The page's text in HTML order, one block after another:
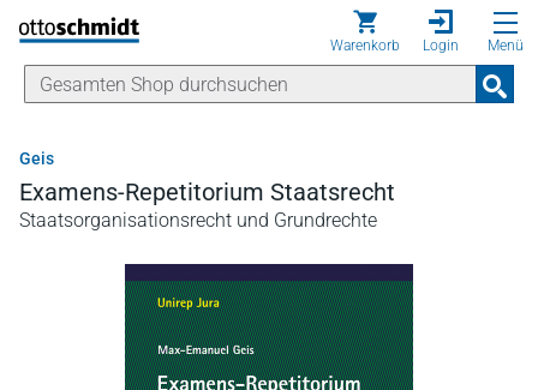
Direkt zum Inhalt
Warenkorb Login Menü
Geis
Examens-Repetitorium Staatsrecht
Staatsorganisationsrecht und Grundrechte